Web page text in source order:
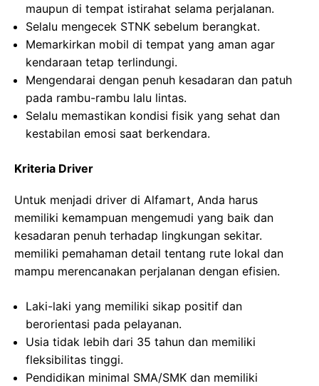
maupun di tempat istirahat selama perjalanan.
Selalu mengecek STNK sebelum berangkat.
Memarkirkan mobil di tempat yang aman agar
kendaraan tetap terlindungi.
Mengendarai dengan penuh kesadaran dan patuh
pada rambu-rambu lalu lintas.
Selalu memastikan kondisi fisik yang sehat dan
kestabilan emosi saat berkendara.
Kriteria Driver
Untuk menjadi driver di Alfamart, Anda harus
memiliki kemampuan mengemudi yang baik dan
kesadaran penuh terhadap lingkungan sekitar.
memiliki pemahaman detail tentang rute lokal dan
mampu merencanakan perjalanan dengan efisien.
Laki-laki yang memiliki sikap positif dan
berorientasi pada pelayanan.
Usia tidak lebih dari 35 tahun dan memiliki
fleksibilitas tinggi.
Pendidikan minimal SMA/SMK dan memiliki